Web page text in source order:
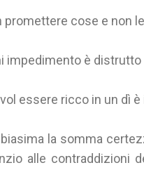
promettere cose e non
impedimento è distrutto
essere ricco in un dì
la somma
alle contraddizioni